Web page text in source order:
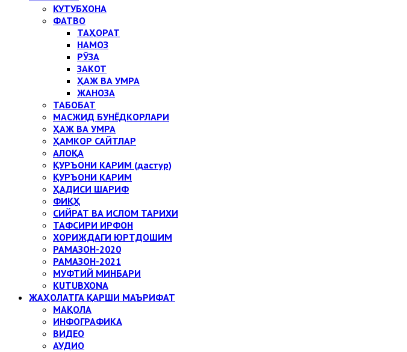
КУТУБХОНА
ФАТВО
ТАҲОРАТ
НАМОЗ
РЎЗА
ЗАКОТ
ҲАЖ ВА УМРА
ЖАНОЗА
ТАБОБАТ
МАСЖИД БУНЁДКОРЛАРИ
ҲАЖ ВА УМРА
ҲАМКОР САЙТЛАР
АЛОҚА
ҚУРЪОНИ КАРИМ (дастур)
ҚУРЪОНИ КАРИМ
ҲАДИСИ ШАРИФ
ФИҚҲ
СИЙРАТ ВА ИСЛОМ ТАРИХИ
ТАФСИРИ ИРФОН
ХОРИЖДАГИ ЮРТДОШИМ
РАМАЗОН-2020
РАМАЗОН-2021
МУФТИЙ МИНБАРИ
KUTUBXONA
ЖАҲОЛАТГА ҚАРШИ МАЪРИФАТ
МАҚОЛА
ИНФОГРАФИКА
ВИДЕО
АУДИО